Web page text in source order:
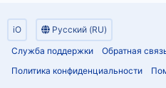
iO
Русский (RU)
Служба поддержки
Обратная
Политика конфиденциальности